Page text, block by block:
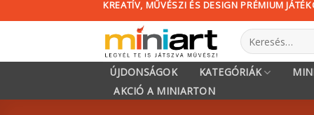
KREATÍV, MŰVÉSZI ÉS DESIGN PRÉMIUM
Keresés
a
következőre:
ÚJDONSÁGOK KATEGÓRIÁK
AKCIÓ A MINIARTON